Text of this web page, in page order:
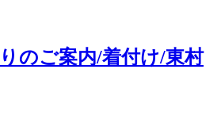
のご案内/着付け/東村